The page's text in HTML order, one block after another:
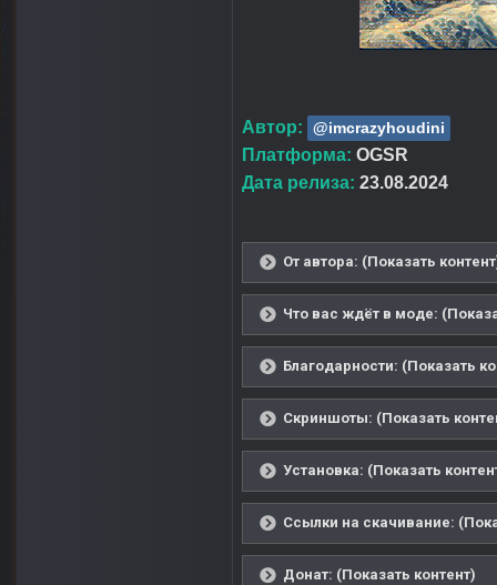
Автор: @imcrazyhoudini
Платформа: OGSR
Дата релиза: 23.08.2024
От автора: (Показать
Что вас ждёт в моде:
Благодарности: (Показать
Скриншоты: (Показать
Установка: (Показать
Ссылки на скачивание:
Донат: (Показать контент)